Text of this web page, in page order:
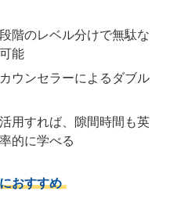
階のレベル分けで無駄な
能
ウンセラーによるダブル
用すれば、隙間時間も英
的に学べる
おすすめ